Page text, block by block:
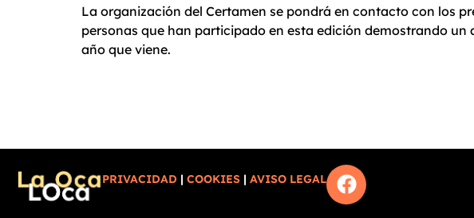
La organización del Certamen se pondrá en contacto con los
personas que han participado en esta edición demostrando
año que viene.
PRIVACIDAD |COOKIES |AVISO LEGAL